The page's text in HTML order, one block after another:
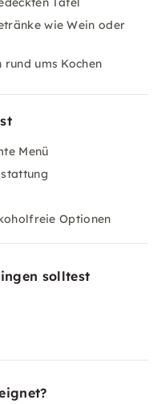
wie Wein oder
ums Kochen
Menü
Optionen
solltest